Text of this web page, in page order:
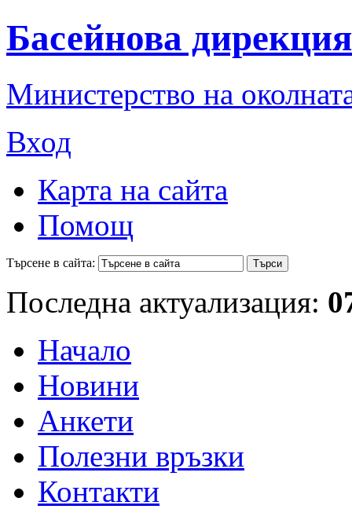
Басейнова
Министерство на
Вход
Карта на сайта
Помощ
Търсене в сайта:
Последна актуализация:
Начало
Новини
Анкети
Полезни връзки
Контакти